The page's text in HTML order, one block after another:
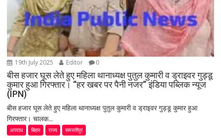
19th July 2025 Editor 0
बीस हजार घूस लेते हुए महिला थानाध्यक्ष पुतुल कुमारी व ड्राइवर गुड्डू
कुमार हुआ गिरफ्तार। “हर खबर पर पैनी नजर” इंडिया पब्लिक न्यूज
(IPN)
बीस हजार घूस लेते हुए महिला थानाध्यक्ष पुतुल कुमारी व ड्राइवर गुड्डू कुमार हुआ
गिरफ्तार। चालक...
अपराध बिहार राज्य समस्तीपुर